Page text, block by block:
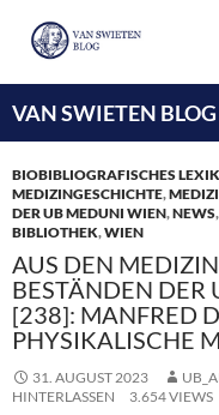
VAN SWIETEN
INHALT
SPRINGEN
BIOBIBLIOGRAFISCHES
MEDIZINGESCHICHTE,
DER UB MEDUNI WIEN,NEWS,
BIBLIOTHEK,WIEN
AUS DEN
BESTÄNDEN
[238]: MANFRED
PHYSIKALISCHE
31. AUGUST 2023
HINTERLASSEN
3.654 VIEWS